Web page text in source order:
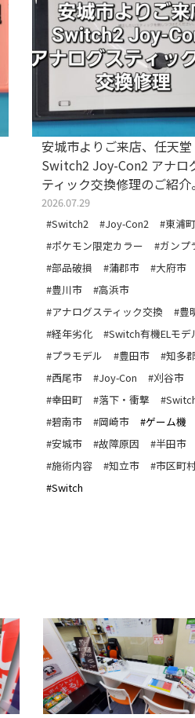
安城市よりご来店、任天堂
Switch2 Joy-Con2 アナロ
ティック交換修理のご紹介
2026.07.29
#Switch2
#Joy-Con2
#東浦町
#ポケモン限定カラー
#ガンプ
#部品破損
#蒲郡市
#大府市
#豊川市
#高浜市
#アナログスティック交換
#豊
#経年劣化
#Switch有機ELモデ
#プラモデル
#豊田市
#知多
#西尾市
#Joy-Con
#刈谷市
#幸田町
#落下・衝撃
#碧南市
#岡崎市
#ゲーム機
#安城市
#故障原因
#半田市
#施術内容
#知立市
#市区町
#Switch